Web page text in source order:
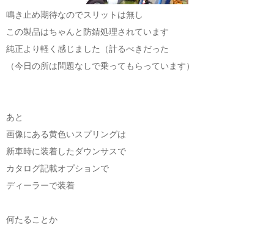
鳴き止め期待なのでスリットは無し
この製品はちゃんと防錆処理されています
純正より軽く感じました（計るべきだった
（今日の所は問題なしで乗ってもらっています）
あと
画像にある黄色いスプリングは
新車時に装着したダウンサスで
カタログ記載オプションで
ディーラーで装着
何たることか